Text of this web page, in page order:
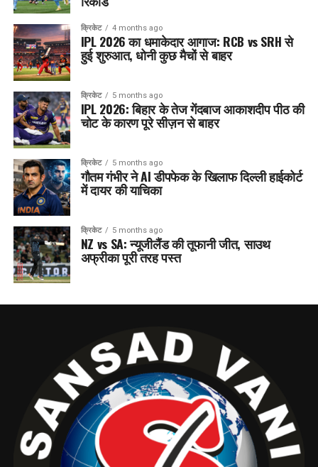
क्रिकेट 4 months ago
IPL 2026 का धमाकेदार आगाज: RCB vs SRH से
हुई शुरुआत, धोनी कुछ मैचों से बाहर
क्रिकेट 5 months ago
IPL 2026: बिहार के तेज गेंदबाज आकाशदीप पीठ की
चोट के कारण पूरे सीज़न से बाहर
क्रिकेट 5 months ago
गौतम गंभीर ने AI डीपफेक के खिलाफ दिल्ली हाईकोर्ट
में दायर की याचिका
क्रिकेट 5 months ago
NZ vs SA: न्यूजीलैंड की तूफानी जीत, साउथ
अफ्रीका पूरी तरह पस्त